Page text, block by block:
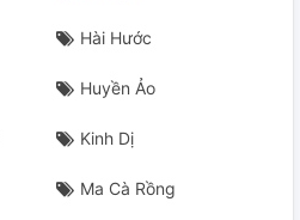
Hài Hước
Huyền Ảo
Kinh Dị
Ma Cà Rồng